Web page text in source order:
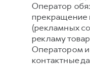
Оператор
(рекламных
рекламу
Оператором
контактные